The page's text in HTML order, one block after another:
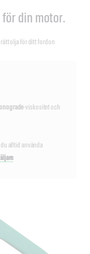
din motor.
olja för ditt fordon
-viskositet och
alltid använda